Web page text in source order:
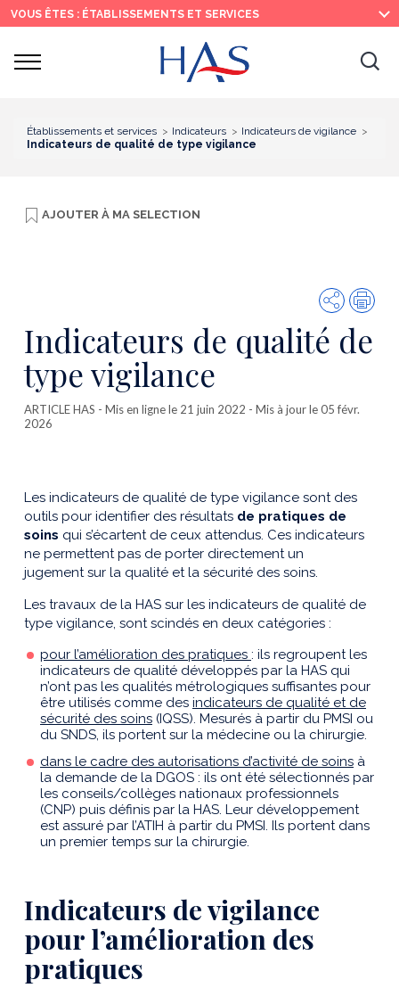
Recherche
Menu
principal
Contenu
principal
VOUS ÊTES : ÉTABLISSEMENTS ET SERVICES
Ouvrir
Établissements et services Indicateurs
Indicateurs de vigilance
Indicateurs de qualité de type vigilance
AJOUTER À MA SELECTION
Partager
Indicateurs de qualité de
type vigilance
ARTICLE HAS - Mis en ligne le 21 juin 2022 - Mis à jour le 05 févr.
2026
Les indicateurs de qualité de type vigilance sont des
outils pour identifier des résultats de pratiques de
soins qui s’écartent de ceux attendus. Ces indicateurs
ne permettent pas de porter directement un
jugement sur la qualité et la sécurité des soins.
Les travaux de la HAS sur les indicateurs de qualité de
type vigilance, sont scindés en deux catégories :
pour l’amélioration des pratiques : ils regroupent les
indicateurs de qualité développés par la HAS qui
n’ont pas les qualités métrologiques suffisantes pour
être utilisés comme des indicateurs de qualité et de
sécurité des soins (IQSS). Mesurés à partir du PMSI ou
du SNDS, ils portent sur la médecine ou la chirurgie.
dans le cadre des autorisations d’activité de soins à
la demande de la DGOS : ils ont été sélectionnés par
les conseils/collèges nationaux professionnels
(CNP) puis définis par la HAS. Leur développement
est assuré par l’ATIH à partir du PMSI. Ils portent dans
un premier temps sur la chirurgie.
Indicateurs de vigilance
pour l’amélioration des
pratiques